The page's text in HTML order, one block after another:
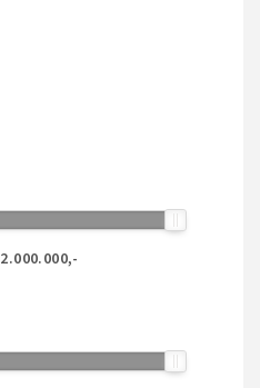
2.000.000,-